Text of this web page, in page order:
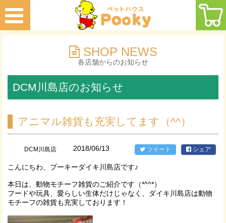
SHOP NEWS
各店舗からのお知らせ
DCM川島店のお知らせ
アニマル雑貨も充実してます（^^）
DCM川島店 2018/06/13 ツイート シェア
こんにちわ、プーキーダイキ川島店です♪
本日は、動物モチーフ雑貨のご紹介です（*^^*）
フードや玩具、愛らしい生体だけじゃなく、ダイキ川島店は動物
モチーフの雑貨も充実しております！